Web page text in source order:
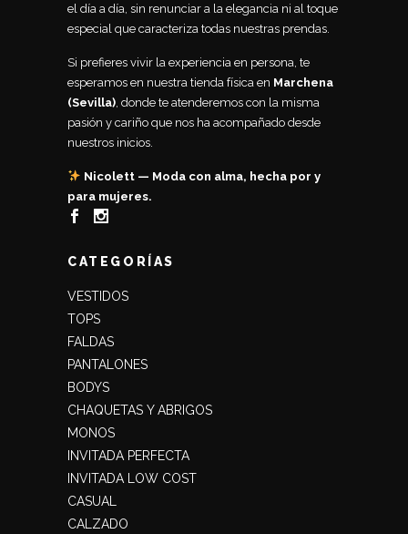
el día a día, sin renunciar a la elegancia ni al toque
especial que caracteriza todas nuestras prendas.
Si prefieres vivir la experiencia en persona, te
esperamos en nuestra tienda física en Marchena
(Sevilla) , donde te atenderemos con la misma
pasión y cariño que nos ha acompañado desde
nuestros inicios.
Nicolett — Moda con alma, hecha por y
para mujeres.
CATEGORÍAS
VESTIDOS
TOPS
FALDAS
PANTALONES
BODYS
CHAQUETAS Y ABRIGOS
MONOS
INVITADA PERFECTA
INVITADA LOW COST
CASUAL
CALZADO